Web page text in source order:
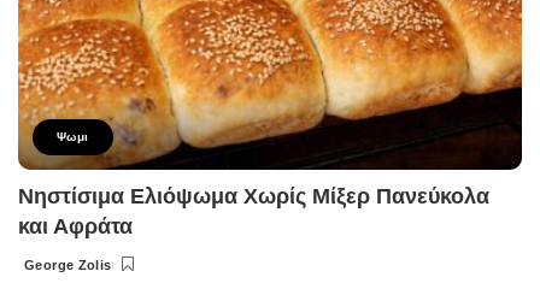
Ψωμι
Νηστίσιμα Ελιόψωμα Χωρίς Μίξερ Πανεύκολα
και Αφράτα
Posted
George Zolis